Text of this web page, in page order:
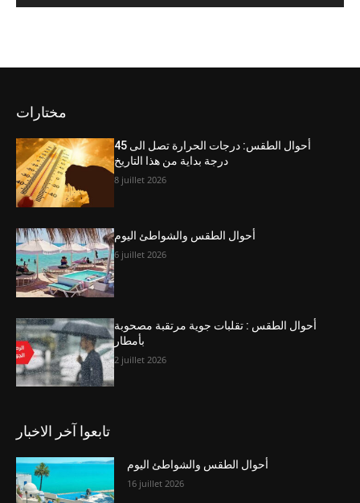
مختارات
أحوال الطقس: درجات الحرارة تصل الى 45
درجة بداية من هذا التاريخ
8 juillet 2026
أحوال الطقس والشواطئ اليوم
6 juillet 2026
أحوال الطقس : تقلبات جوية مرتقبة مصحوبة
بأمطار
2 juillet 2026
تابعوا آخر الاخبار
أحوال الطقس والشواطئ اليوم
16 juillet 2026